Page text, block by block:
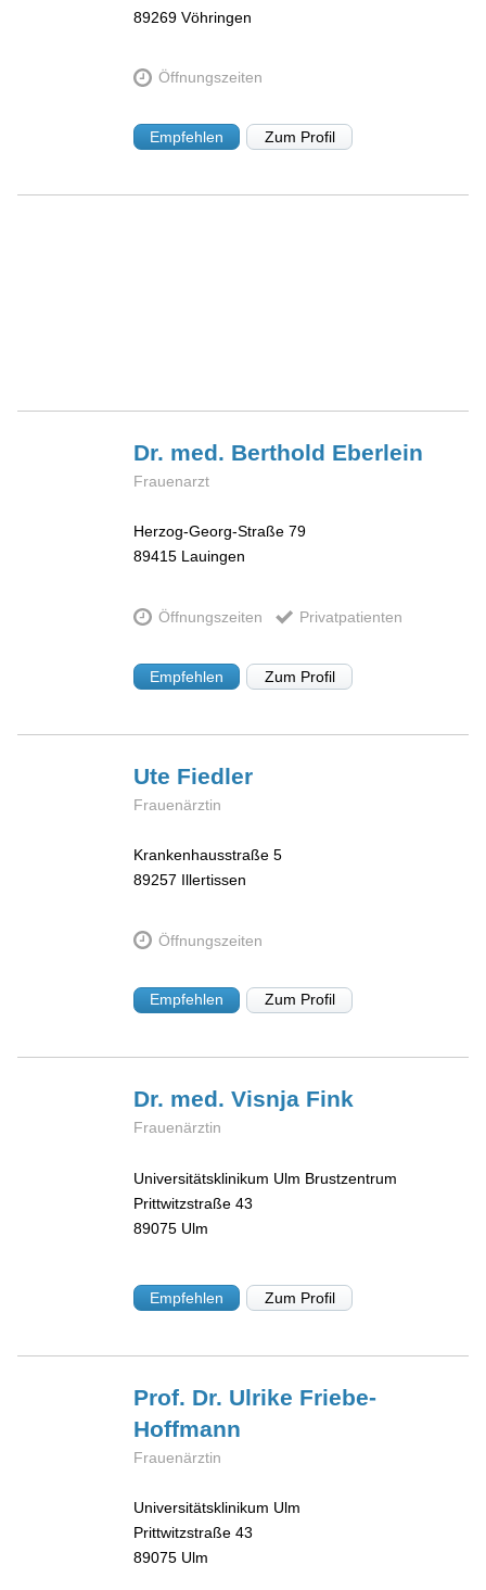
89269 Vöhringen
Öffnungszeiten
Empfehlen Zum Profil
Dr. med. Berthold Eberlein
Frauenarzt
Herzog-Georg-Straße 79
89415 Lauingen
Öffnungszeiten Privatpatienten
Empfehlen Zum Profil
Ute Fiedler
Frauenärztin
Krankenhausstraße 5
89257 Illertissen
Öffnungszeiten
Empfehlen Zum Profil
Dr. med. Visnja Fink
Frauenärztin
Universitätsklinikum Ulm Brustzentrum
Prittwitzstraße 43
89075 Ulm
Empfehlen Zum Profil
Prof. Dr. Ulrike Friebe-
Hoffmann
Frauenärztin
Universitätsklinikum Ulm
Prittwitzstraße 43
89075 Ulm